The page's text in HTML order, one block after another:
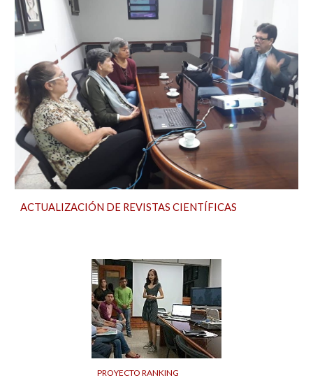
ACTUALIZACIÓN DE REVISTAS CIENTÍFICAS
PROYECTO RANKING